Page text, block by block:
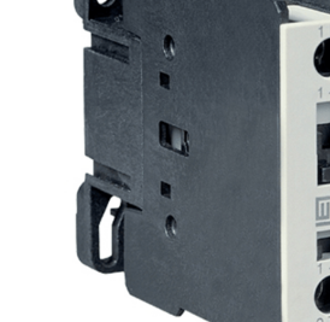
9º orion schneider
10 disjuntor motor